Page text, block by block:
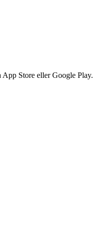
App Store eller Google Play.